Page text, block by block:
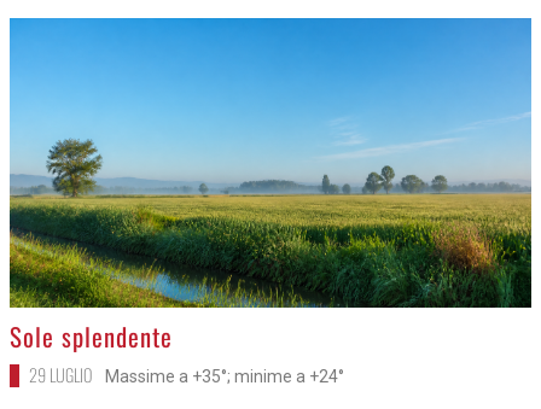
>
Sole splendente
29 LUGLIO Massime a +35°; minime a +24°